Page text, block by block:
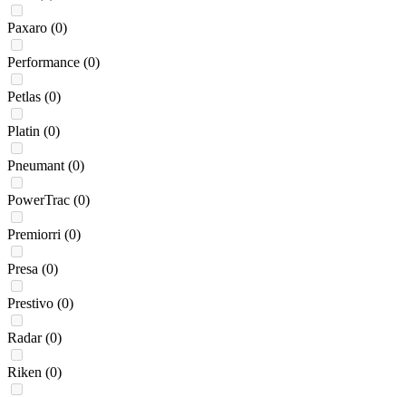
Paxaro (0)
Performance (0)
Petlas (0)
Platin (0)
Pneumant (0)
PowerTrac (0)
Premiorri (0)
Presa (0)
Prestivo (0)
Radar (0)
Riken (0)